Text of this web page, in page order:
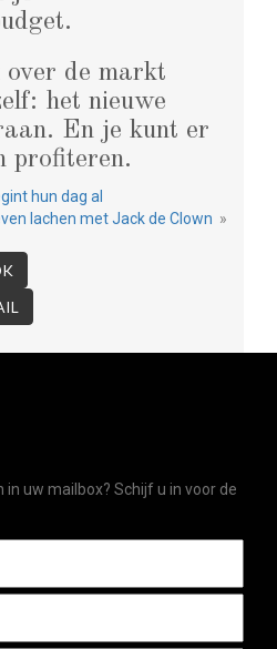
over de markt
het nieuwe
En je kunt er
profiteren.
hun dag al
lachen met Jack de Clown »
in uw mailbox? Schijf u in voor de